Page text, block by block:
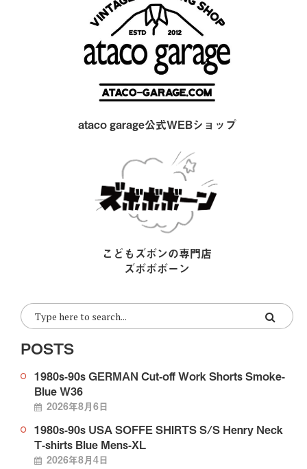
ataco garage公式WEBショップ
こどもズボンの専門店
ズボボボーン
POSTS
1980s-90s GERMAN Cut-off Work Shorts Smoke-
Blue W36
2026年8月6日
1980s-90s USA SOFFE SHIRTS S/S Henry Neck
T-shirts Blue Mens-XL
2026年8月4日